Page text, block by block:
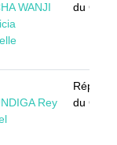
WANJI
du
Rey
du